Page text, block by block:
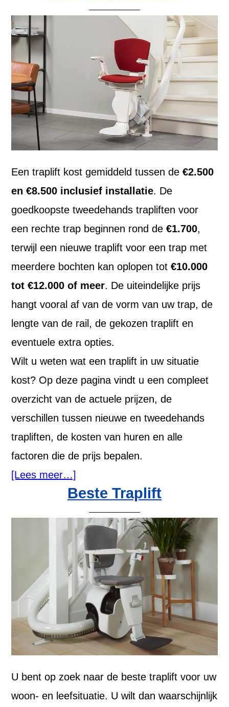
Een traplift kost gemiddeld tussen de€2.500
en €8.500 inclusief installatie. De
goedkoopste tweedehands trapliften voor
een rechte trap beginnen rond de€1.700,
terwijl een nieuwe traplift voor een trap met
meerdere bochten kan oplopen tot€10.000
tot €12.000 of meer. De uiteindelijke prijs
hangt vooral af van de vorm van uw trap, de
lengte van de rail, de gekozen traplift en
eventuele extra opties.
Wilt u weten wat een traplift in uw situatie
kost? Op deze pagina vindt u een compleet
overzicht van de actuele prijzen, de
verschillen tussen nieuwe en tweedehands
trapliften, de kosten van huren en alle
factoren die de prijs bepalen.
[Lees meer…]
Beste Traplift
U bent op zoek naar de beste traplift voor uw
woon- en leefsituatie. U wilt dan waarschijnlijk